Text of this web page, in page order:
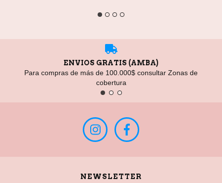
ENVIOS GRATIS (AMBA)
Para compras de más de 100.000$ consultar Zonas de
cobertura
NEWSLETTER